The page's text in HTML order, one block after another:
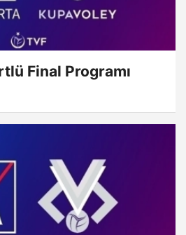
Final Programı